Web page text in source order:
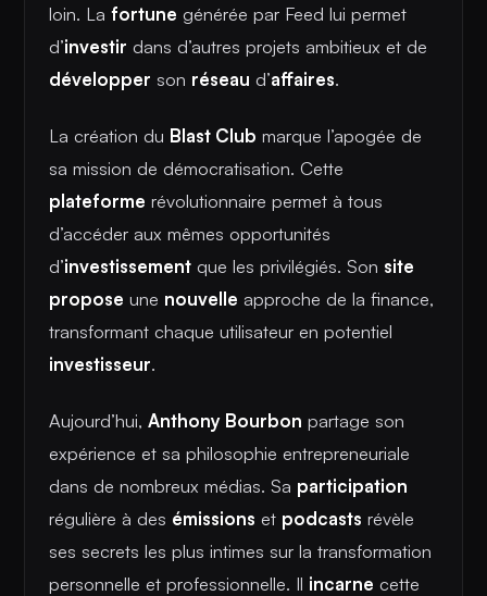
loin. La fortune générée par Feed lui permet
d’investir dans d’autres projets ambitieux et de
développer son réseau d’affaires.
La création du Blast Club marque l’apogée de
sa mission de démocratisation. Cette
plateforme révolutionnaire permet à tous
d’accéder aux mêmes opportunités
d’investissement que les privilégiés. Son site
propose une nouvelle approche de la finance,
transformant chaque utilisateur en potentiel
investisseur.
Aujourd’hui, Anthony Bourbon partage son
expérience et sa philosophie entrepreneuriale
dans de nombreux médias. Sa participation
régulière à des émissions et podcasts révèle
ses secrets les plus intimes sur la transformation
personnelle et professionnelle. Il incarne cette